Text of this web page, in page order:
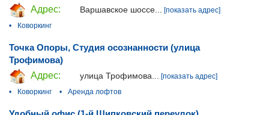
Адрес:
Варшавское шоссе... [показать адрес]
•
Коворкинг
Точка Опоры, Студия осознанности (улица
Трофимова)
Адрес:
улица Трофимова...
[показать адрес]
•
Коворкинг • Аренда лофтов